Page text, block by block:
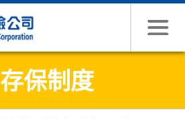
存保制度